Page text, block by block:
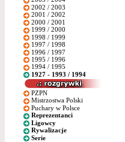
2002 / 2003
2001 / 2002
2000 / 2001
1999 / 2000
1998 / 1999
1997 / 1998
1996 / 1997
1995 / 1996
1994 / 1995
1927 - 1993 / 1994
PZPN
Mistrzostwa Polski
Puchary w Polsce
Reprezentanci
Ligowcy
Rywalizacje
Serie